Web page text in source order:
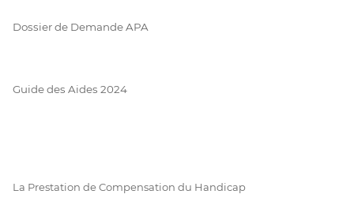
Dossier de Demande APA
Guide des Aides 2024
La Prestation de Compensation du Handicap